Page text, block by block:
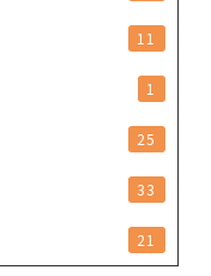
11
1
25
33
21